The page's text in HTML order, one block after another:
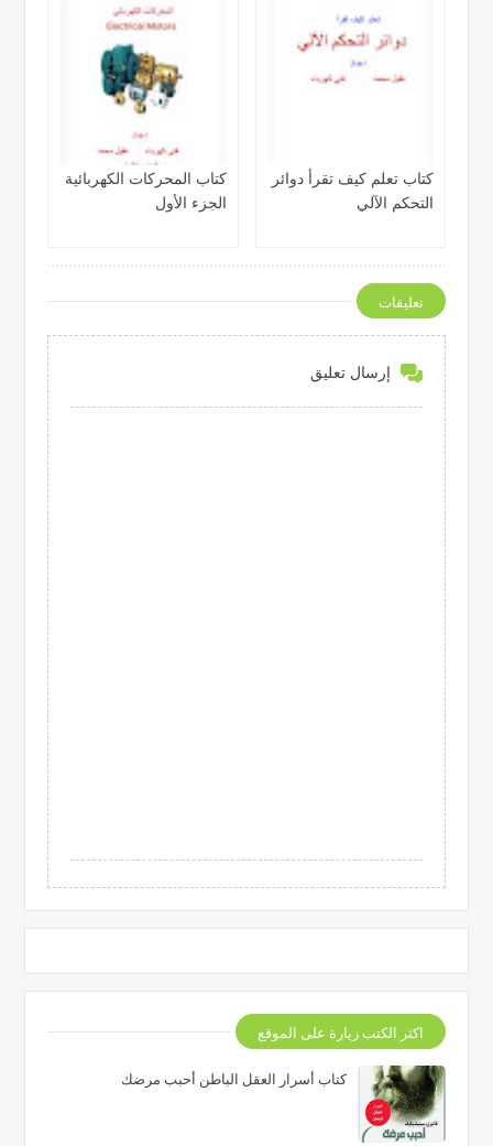
كتاب تعلم كيف تقرأ دوائر
التحكم الآلي
كتاب المحركات الكهربائية
الجزء الأول
تعليقات
إرسال تعليق
اكثر الكتب زيارة على الموقع
كتاب أسرار العقل الباطن أحبب مرضك